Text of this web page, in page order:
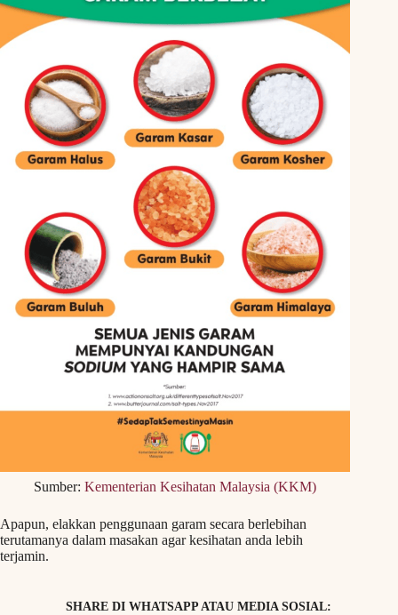
Sumber:Kementerian Kesihatan Malaysia (KKM)
Apapun, elakkan penggunaan garam secara berlebihan
terutamanya dalam masakan agar kesihatan anda lebih
terjamin.
SHARE DI WHATSAPP ATAU MEDIA SOSIAL: